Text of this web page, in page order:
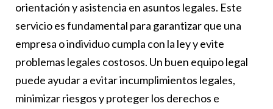
orientación y asistencia en asuntos legales. Este
servicio es fundamental para garantizar que una
empresa o individuo cumpla con la ley y evite
problemas legales costosos. Un buen equipo legal
puede ayudar a evitar incumplimientos legales,
minimizar riesgos y proteger los derechos e